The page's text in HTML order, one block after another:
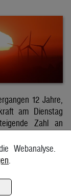
12 Jahre,
am Dienstag
Zahl an
APA
Webanalyse.
.